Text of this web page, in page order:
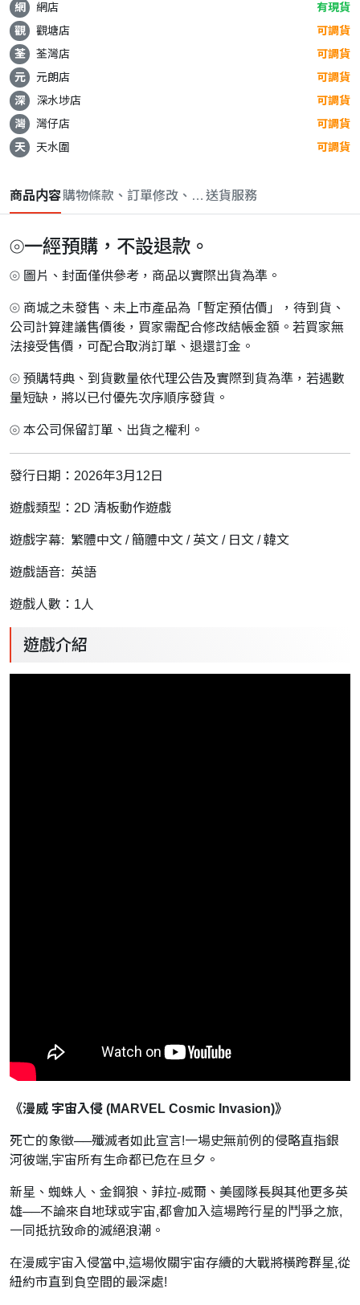
網 網店
有現貨
觀
觀塘店
可調貨
荃
荃灣店
可調貨
元
元朗店
可調貨
深
深水埗店
可調貨
灣
灣仔店
可調貨
天
天水圍 可調貨
商品内容購物條款、訂單修改、取消與退款政策
送貨服務
⦾一經預購，不設退款。
⦾ 圖片、封面僅供參考，商品以實際出貨為準。
⦾ 商城之未發售、未上市產品為「暫定預估價」，待到貨、
公司計算建議售價後，買家需配合修改結帳金額。若買家無
法接受售價，可配合取消訂單、退還訂金。
⦾ 預購特典、到貨數量依代理公告及實際到貨為準，若遇數
量短缺，將以已付優先次序順序發貨。
⦾ 本公司保留訂單、出貨之權利。
發行日期：2026年3月12日
遊戲類型：2D 清板動作遊戲
遊戲字幕: 繁體中文 / 簡體中文 / 英文 / 日文 / 韓文
遊戲語音: 英語
遊戲人數：1人
遊戲介紹
《漫威 宇宙入侵 (MARVEL Cosmic Invasion)》
死亡的象徵──殲滅者如此宣言!一場史無前例的侵略直指銀
河彼端,宇宙所有生命都已危在旦夕。
新星、蜘蛛人、金鋼狼、菲拉-威爾、美國隊長與其他更多英
雄──不論來自地球或宇宙,都會加入這場跨行星的鬥爭之旅,
一同抵抗致命的滅絕浪潮。
在漫威宇宙入侵當中,這場攸關宇宙存續的大戰將橫跨群星,從
紐約市直到負空間的最深處!